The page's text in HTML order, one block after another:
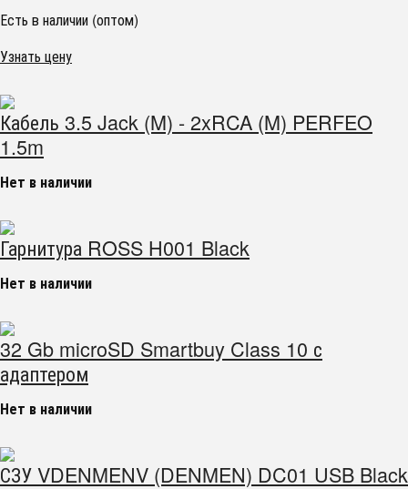
Есть в наличии (оптом)
Узнать цену
Кабель 3.5 Jack (M) - 2xRCA (M) PERFEO
1.5m
Нет в наличии
Гарнитура ROSS H001 Black
Нет в наличии
32 Gb microSD Smartbuy Class 10 с
адаптером
Нет в наличии
СЗУ VDENMENV (DENMEN) DC01 USB Black